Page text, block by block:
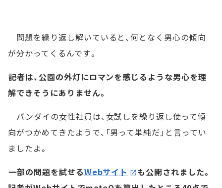
問題を繰り返し解いていると、何となく男心の傾向
が分かってくるんです。
――記者は、公園の外灯にロマンを感じるような男心を理
解できそうにありません。
バンダイの女性社員は、女試しを繰り返し使って傾
向がつかめてきたようで、「男って単純だ」と言ってい
ましたよ。
――一部の問題を試せるWebサイト
も公開されました。